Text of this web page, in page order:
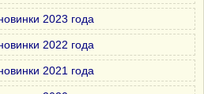
2023 года
2022 года
2021 года